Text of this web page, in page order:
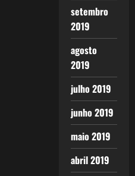
setembro
2019
agosto
2019
julho 2019
junho 2019
maio 2019
abril 2019